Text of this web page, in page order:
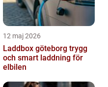
12 maj 2026
Laddbox göteborg trygg
och smart laddning för
elbilen